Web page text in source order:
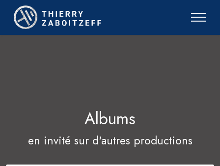
Albums
en invité sur d'autres productions